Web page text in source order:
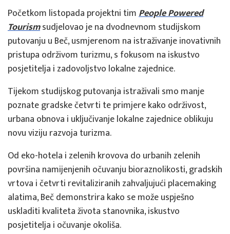
Početkom listopada projektni timPeople Powered
Tourismsudjelovao je na dvodnevnom studijskom
putovanju u Beč, usmjerenom na istraživanje inovativnih
pristupa održivom turizmu, s fokusom na iskustvo
posjetitelja i zadovoljstvo lokalne zajednice.
Tijekom studijskog putovanja istraživali smo manje
poznate gradske četvrti te primjere kako održivost,
urbana obnova i uključivanje lokalne zajednice oblikuju
novu viziju razvoja turizma.
Od eko-hotela i zelenih krovova do urbanih zelenih
površina namijenjenih očuvanju bioraznolikosti, gradskih
vrtova i četvrti revitaliziranih zahvaljujući placemaking
alatima, Beč demonstrira kako se može uspješno
uskladiti kvaliteta života stanovnika, iskustvo
posjetitelja i očuvanje okoliša.